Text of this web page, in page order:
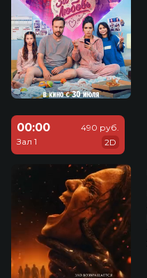
00:00
Зал 1
490 руб.
2D